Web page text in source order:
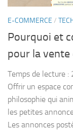
E-COMMERCE /
Pourquoi et
pour la vente
Temps de lecture :
Offrir un espace
philosophie qui
les petites
Les annonces